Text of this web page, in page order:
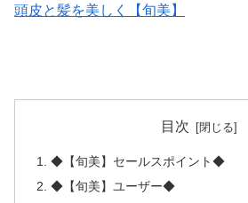
頭皮と髪を美しく【旬美】
目次
◆【旬美】セールスポイント◆
◆【旬美】ユーザー◆